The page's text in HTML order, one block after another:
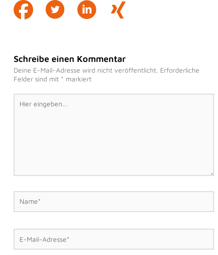
Schreibe einen Kommentar
Deine E-Mail-Adresse wird nicht veröffentlicht. Erforderliche
Felder sind mit * markiert
Hier
eingeben…
Name*
E-
Mail-
Adresse*